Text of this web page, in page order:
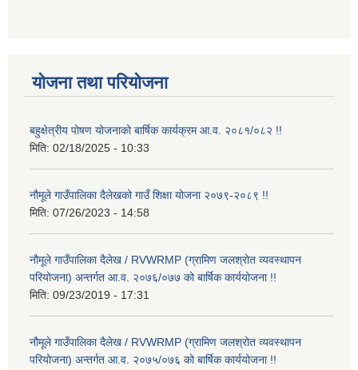
योजना तथा परियोजना
बहुक्षेत्रीय पोषण योजनाको बार्षिक कार्यक्रम आ.व. २०८१/०८२ !!
मिति: 02/18/2025 - 10:33
नौमूले गाउँपालिका दैलेखको गाउँ शिक्षा योजना २०७९-२०८९ !!
मिति: 07/26/2023 - 14:58
नौमूले गाउँपालिका दैलेख / RVWRMP (ग्रामिण जलश्रोत व्यवस्थापन
परियोजना) अन्तर्गत आ.व. २०७६/०७७ को बार्षिक कार्ययोजना !!
मिति: 09/23/2019 - 17:31
नौमूले गाउँपालिका दैलेख / RVWRMP (ग्रामिण जलश्रोत व्यवस्थापन
परियोजना) अन्तर्गत आ.व. २०७५/०७६ को बार्षिक कार्ययोजना !!